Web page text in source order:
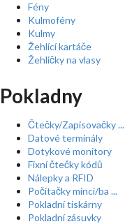
Fény
Kulmofény
Kulmy
Žehlící kartáče
Žehličky na vlasy
Pokladny
Čtečky/Zapisovačky ...
Datové terminály
Dotykové monitory
Fixní čtečky kódů
Nálepky a RFID
Počítačky mincí/ba ...
Pokladní tiskárny
Pokladní zásuvky